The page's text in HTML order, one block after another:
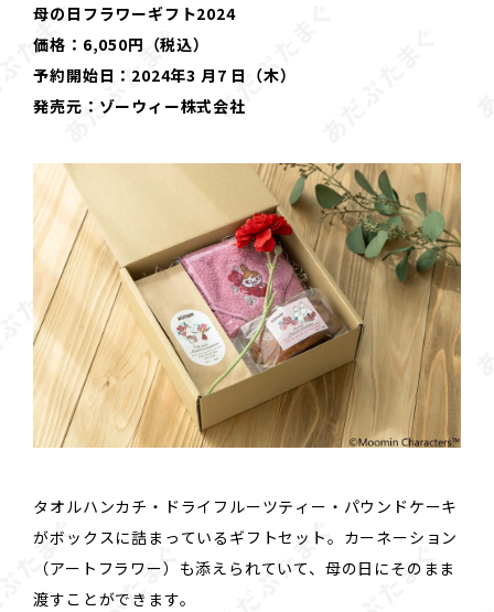
母の日フラワーギフト2024
価格：6,050円（税込）
予約開始日：2024年3 月7 日（木）
発売元：ゾーウィー株式会社
タオルハンカチ・ドライフルーツティー・パウンドケーキ
がボックスに詰まっているギフトセット。カーネーション
（アートフラワー）も添えられていて、母の日にそのまま
渡すことができます。